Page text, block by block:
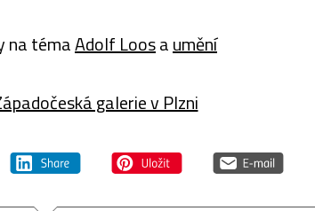
na témaAdolf Loosaumění
galerie v Plzni